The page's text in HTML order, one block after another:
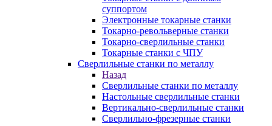
суппортом
Электронные токарные станки
Токарно-револьверные станки
Токарно-сверлильные станки
Токарные станки с ЧПУ
Сверлильные станки по металлу
Назад
Сверлильные станки по металлу
Настольные сверлильные станки
Вертикально-сверлильные станки
Сверлильно-фрезерные станки